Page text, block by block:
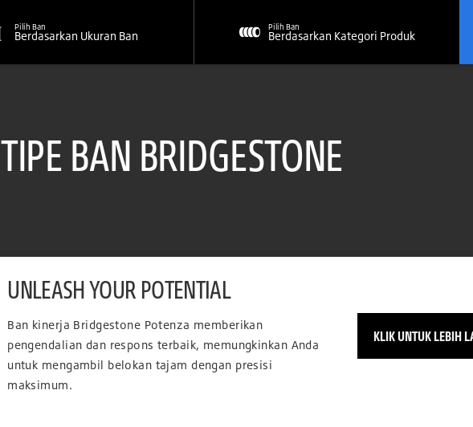
Pilih Ban
Berdasarkan Ukuran Ban
Pilih Ban
Berdasarkan Kategori Produk
TIPE BAN BRIDGESTONE
UNLEASH YOUR POTENTIAL
Ban kinerja Bridgestone Potenza memberikan
pengendalian dan respons terbaik, memungkinkan Anda
untuk mengambil belokan tajam dengan presisi
maksimum.
KLIK UNTUK LEBIH